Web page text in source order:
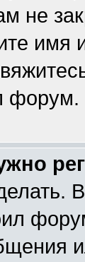
не
форум.